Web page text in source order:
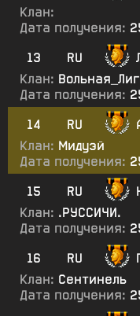
Клан:
Дата получения:
13
RU
Клан:
Дата получения:
14
RU
Клан: Мидуэй
Дата получения:
15
RU
Клан: .РУССИЧИ.
Дата получения:
16
RU
Клан: Сентинель
Дата получения: